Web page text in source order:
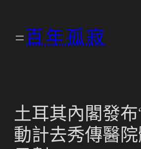
百年孤寂
土耳其內閣發布
動計去秀傳醫